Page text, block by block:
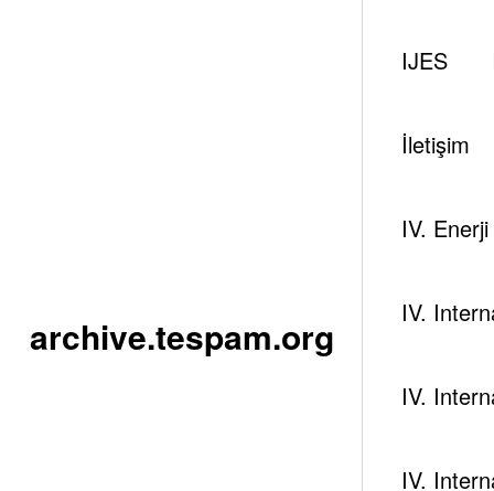
archive.tespam.org
IJES
İletişim
IV.
IV.
IV.
IV.